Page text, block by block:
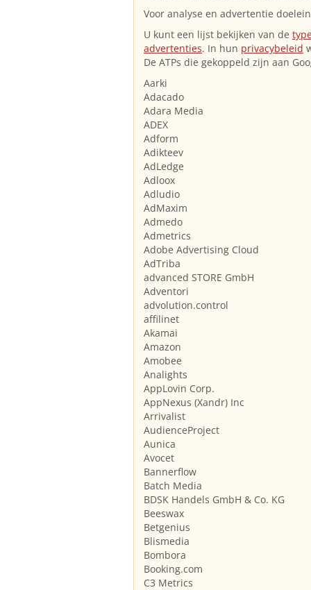
Voor analyse en advertentie
U kunt een lijst bekijken van de
advertenties. In hun privacybeleid
De ATPs die gekoppeld zijn aan
Aarki
Adacado
Adara Media
ADEX
Adform
Adikteev
AdLedge
Adloox
Adludio
AdMaxim
Admedo
Admetrics
Adobe Advertising Cloud
AdTriba
advanced STORE GmbH
Adventori
advolution.control
affilinet
Akamai
Amazon
Amobee
Analights
AppLovin Corp.
AppNexus (Xandr) Inc
Arrivalist
AudienceProject
Aunica
Avocet
Bannerflow
Batch Media
BDSK Handels GmbH & Co. KG
Beeswax
Betgenius
Blismedia
Bombora
Booking.com
C3 Metrics